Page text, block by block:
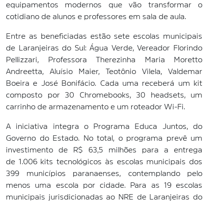
equipamentos modernos que vão transformar o
cotidiano de alunos e professores em sala de aula.
Entre as beneficiadas estão sete escolas municipais
de Laranjeiras do Sul: Água Verde, Vereador Florindo
Pellizzari, Professora Therezinha Maria Moretto
Andreetta, Aluísio Maier, Teotônio Vilela, Valdemar
Boeira e José Bonifácio. Cada uma receberá um kit
composto por 30 Chromebooks, 30 headsets, um
carrinho de armazenamento e um roteador Wi-Fi.
A iniciativa integra o Programa Educa Juntos, do
Governo do Estado. No total, o programa prevê um
investimento de R$ 63,5 milhões para a entrega
de 1.006 kits tecnológicos às escolas municipais dos
399 municípios paranaenses, contemplando pelo
menos uma escola por cidade. Para as 19 escolas
municipais jurisdicionadas ao NRE de Laranjeiras do